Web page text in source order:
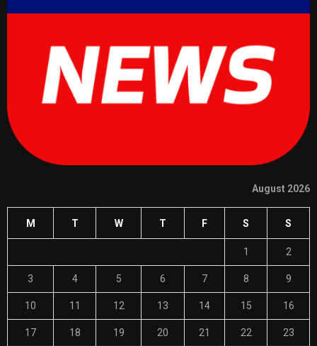
August 2026
M T W T F S S
1 2
3 4 5 6 7 8 9
10 11 12 13 14 15 16
17 18 19 20 21 22 23